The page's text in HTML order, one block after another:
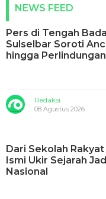
NEWS FEED
Pers di Tengah
Sulselbar Soroti
hingga
Redaksi
08 Agustus 2026
Dari Sekolah
Ismi Ukir Sejarah
Nasional